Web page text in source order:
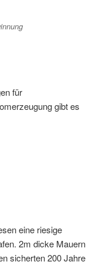
für
gibt es
eine riesige
2m dicke Mauern
sicherten 200 Jahre